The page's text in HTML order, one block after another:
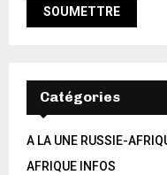
Catégories
A LA UNE RUSSIE-
AFRIQUE INFOS